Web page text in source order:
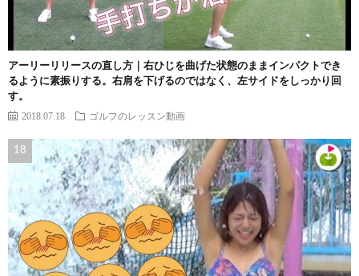
アーリーリリースの直し方｜右ひじを曲げた状態のままインパクトでき
るように素振りする。右肩を下げるのではなく、左サイドをしっかり回
す。
2018.07.18 ゴルフのレッスン動画